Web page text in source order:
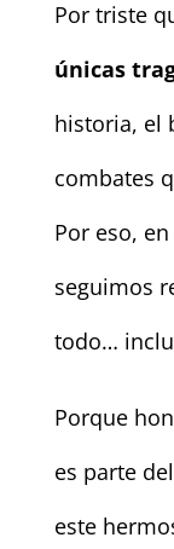
Por triste
únicas
historia, el
combates
Por eso, en
seguimos
todo…
Porque
es parte
este